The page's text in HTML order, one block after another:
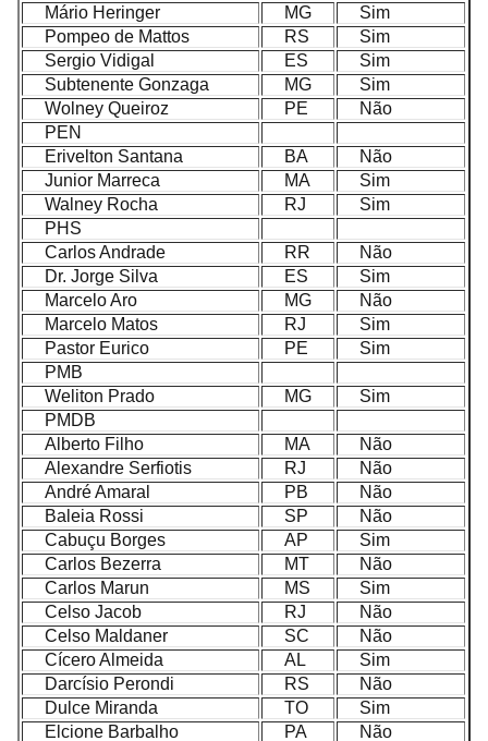
Mário Heringer
MG
Sim
Pompeo de Mattos
RS
Sim
Sergio Vidigal
ES
Sim
Subtenente Gonzaga
MG
Sim
Wolney Queiroz
PE
Não
PEN
Erivelton Santana
BA
Não
Junior Marreca
MA
Sim
Walney Rocha
RJ
Sim
PHS
Carlos Andrade
RR
Não
Dr. Jorge Silva
ES
Sim
Marcelo Aro
MG
Não
Marcelo Matos
RJ
Sim
Pastor Eurico
PE
Sim
PMB
Weliton Prado
MG
Sim
PMDB
Alberto Filho
MA
Não
Alexandre Serfiotis
RJ
Não
André Amaral
PB
Não
Baleia Rossi
SP
Não
Cabuçu Borges
AP
Sim
Carlos Bezerra
MT
Não
Carlos Marun
MS
Sim
Celso Jacob
RJ
Não
Celso Maldaner
SC
Não
Cícero Almeida
AL
Sim
Darcísio Perondi
RS
Não
Dulce Miranda
TO
Sim
Elcione Barbalho
PA Não